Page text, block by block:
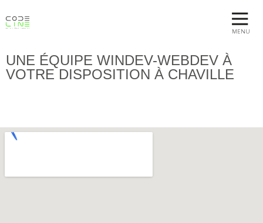
MENU
UNE ÉQUIPE WINDEV-WEBDEV À
VOTRE DISPOSITION À CHAVILLE